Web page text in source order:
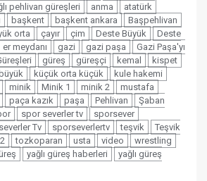
pehlivan güreşleri anma
atatürk
başkent başkent ankara
Başpehlivan
orta çayır çim Deste Büyük
Deste
er meydanı gazi gazi paşa
Gazi Paşa'yı
güreş güreşçi kemal
kispet
küçük orta küçük
kule hakemi
minik Minik 1 minik 2
mustafa
paça kazık paşa Pehlivan
Şaban
spor severler tv
sporsever
Tv sporseverlertv teşvik
Teşvik
tozkoparan usta video
wrestling
yağlı güreş haberleri
yağlı güreş